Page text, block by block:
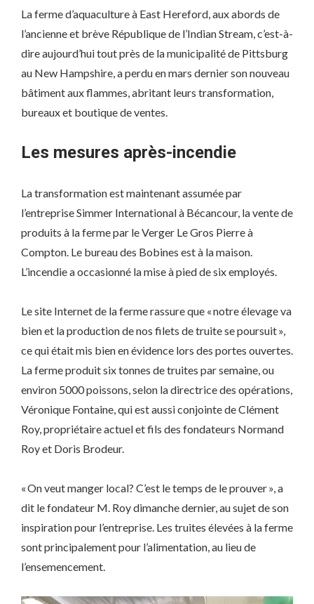
La ferme d’aquaculture à East Hereford, aux abords de
l’ancienne et brève République de l’Indian Stream, c’est-à-
dire aujourd’hui tout près de la municipalité de Pittsburg
au New Hampshire, a perdu en mars dernier son nouveau
bâtiment aux flammes, abritant leurs transformation,
bureaux et boutique de ventes.
Les mesures après-incendie
La transformation est maintenant assumée par
l’entreprise Simmer International à Bécancour, la vente de
produits à la ferme par le Verger Le Gros Pierre à
Compton. Le bureau des Bobines est à la maison.
L’incendie a occasionné la mise à pied de six employés.
Le site Internet de la ferme rassure que « notre élevage va
bien et la production de nos filets de truite se poursuit »,
ce qui était mis bien en évidence lors des portes ouvertes.
La ferme produit six tonnes de truites par semaine, ou
environ 5000 poissons, selon la directrice des opérations,
Véronique Fontaine, qui est aussi conjointe de Clément
Roy, propriétaire actuel et fils des fondateurs Normand
Roy et Doris Brodeur.
« On veut manger local? C’est le temps de le prouver », a
dit le fondateur M. Roy dimanche dernier, au sujet de son
inspiration pour l’entreprise. Les truites élevées à la ferme
sont principalement pour l’alimentation, au lieu de
l’ensemencement.